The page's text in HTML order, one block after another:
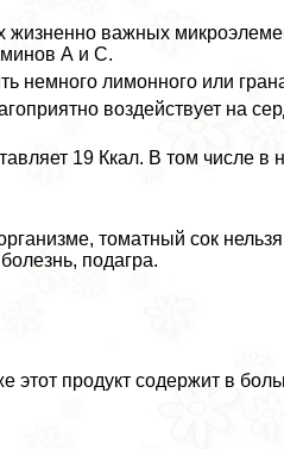
жизненно важных
А и С.
немного лимонного или
воздействует на
19 Ккал. В том числе в
томатный сок
подагра.
продукт содержит в